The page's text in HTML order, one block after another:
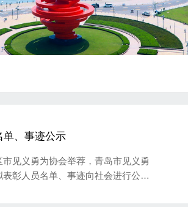
单、事迹公示
见义勇为协会举荐，青岛市见义勇
彰人员名单、事迹向社会进行公